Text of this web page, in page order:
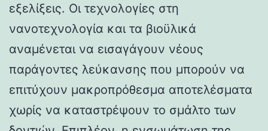
εξελίξεις. Οι τεχνολογίες στη
νανοτεχνολογία και τα βιοϋλικά
αναμένεται να εισαγάγουν νέους
παράγοντες λεύκανσης που μπορούν να
επιτύχουν μακροπρόθεσμα αποτελέσματα
χωρίς να καταστρέψουν το σμάλτο των